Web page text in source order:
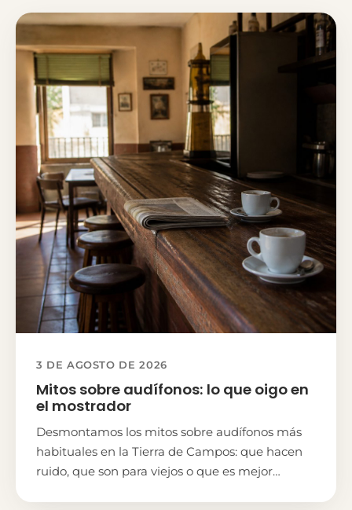
3 DE AGOSTO DE 2026
Mitos sobre audífonos: lo que oigo en
el mostrador
Desmontamos los mitos sobre audífonos más
habituales en la Tierra de Campos: que hacen
ruido, que son para viejos o que es mejor